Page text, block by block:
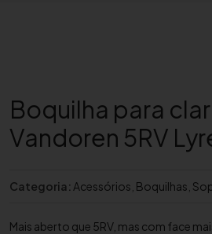
Boquilha para
Vandoren 5RV
Categoria: Acessórios Boquilhas
Mais aberto que 5RV, mas com face